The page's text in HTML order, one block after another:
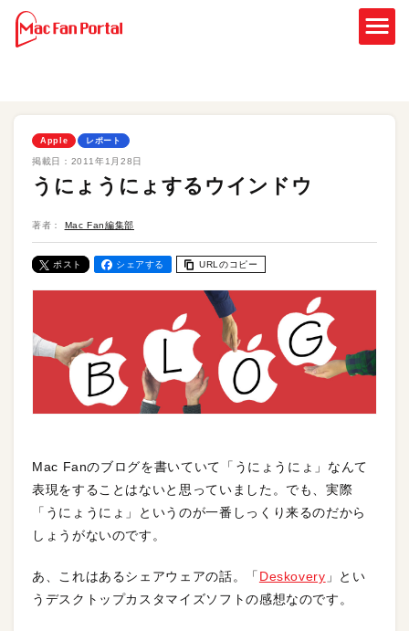
Apple レポート
掲載日： 2011年1月28日
うにょうにょするウインドウ
著者： Mac Fan編集部
ポスト シェアする URLのコピー
Mac Fanのブログを書いていて「うにょうにょ」なんて
表現をすることはないと思っていました。でも、実際
「うにょうにょ」というのが一番しっくり来るのだから
しょうがないのです。
あ、これはあるシェアウェアの話。「 Deskovery 」とい
うデスクトップカスタマイズソフトの感想なのです。